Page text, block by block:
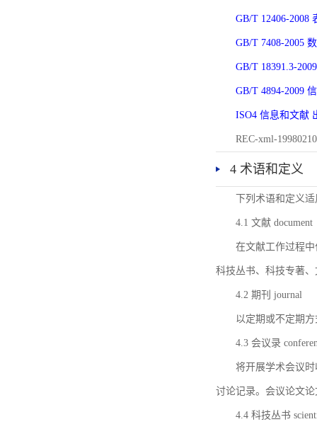
GB/T 12406-2008
GB/T 7408-2005
GB/T 18391.3-
GB/T 4894-2009
ISO4 信息和文献
REC-xml-
4 术语和定义
下列术语和定义
4.1 文献 document
在文献工作过程
科技丛书、科技专著
4.2 期刊 journal
以定期或不定期
4.3 会议录
将开展学术会议
讨论记录。会议论文
4.4 科技丛书